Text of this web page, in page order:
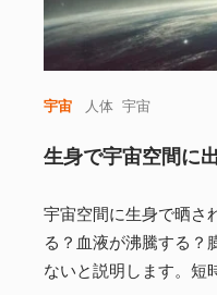
宇宙 人体 宇宙
生身で宇宙空間に
宇宙空間に生身で晒さ
る？血液が沸騰する？
ないと説明します。短